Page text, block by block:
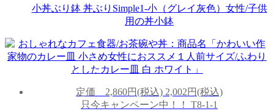
小丼ぶり鉢 丼ぶりSimple1-小（グレイ灰色）女性/子供
用の丼小鉢
定価 2,860円(税込) 2,002円(税込)
只今キャンペーン中！！ T8-1-1